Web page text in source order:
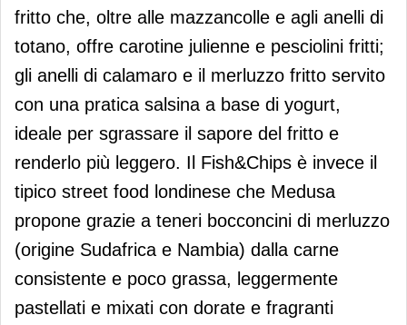
fritto che, oltre alle mazzancolle e agli anelli di
totano, offre carotine julienne e pesciolini fritti;
gli anelli di calamaro e il merluzzo fritto servito
con una pratica salsina a base di yogurt,
ideale per sgrassare il sapore del fritto e
renderlo più leggero. Il Fish&Chips è invece il
tipico street food londinese che Medusa
propone grazie a teneri bocconcini di merluzzo
(origine Sudafrica e Nambia) dalla carne
consistente e poco grassa, leggermente
pastellati e mixati con dorate e fragranti